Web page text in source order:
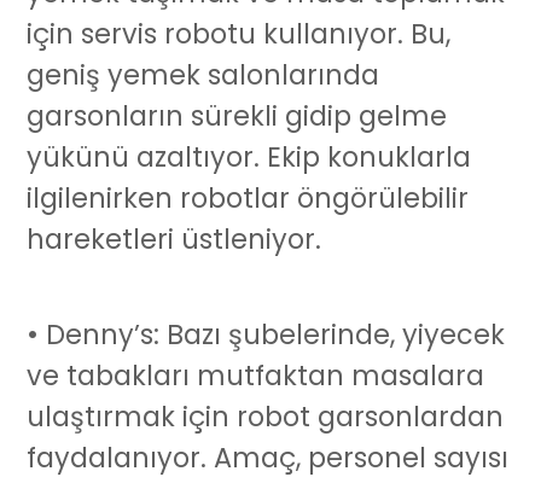
için servis robotu kullanıyor. Bu,
geniş yemek salonlarında
garsonların sürekli gidip gelme
yükünü azaltıyor. Ekip konuklarla
ilgilenirken robotlar öngörülebilir
hareketleri üstleniyor.
• Denny’s: Bazı şubelerinde, yiyecek
ve tabakları mutfaktan masalara
ulaştırmak için robot garsonlardan
faydalanıyor. Amaç, personel sayısı